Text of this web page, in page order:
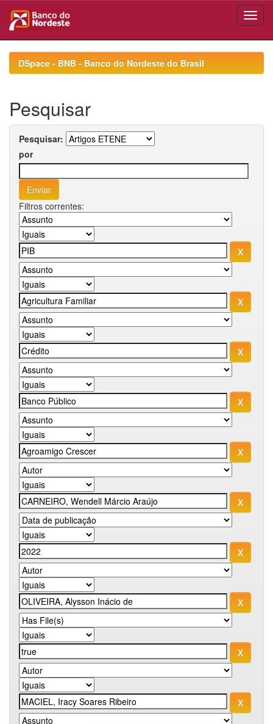
navigationDSpace - BNB - Banco do Nordeste do Brasil
Pesquisar
Pesquisar:
por
Filtros correntes: